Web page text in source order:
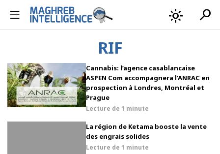
light_mode search
RIF
Cannabis: l’agence casablancaise
ASPEN Com accompagnera l’ANRAC en
prospection à Londres, Montréal et
Prague
Lecture de 1 minute
La région de Ketama booste la vente
des engrais solides
Lecture de 1 minute